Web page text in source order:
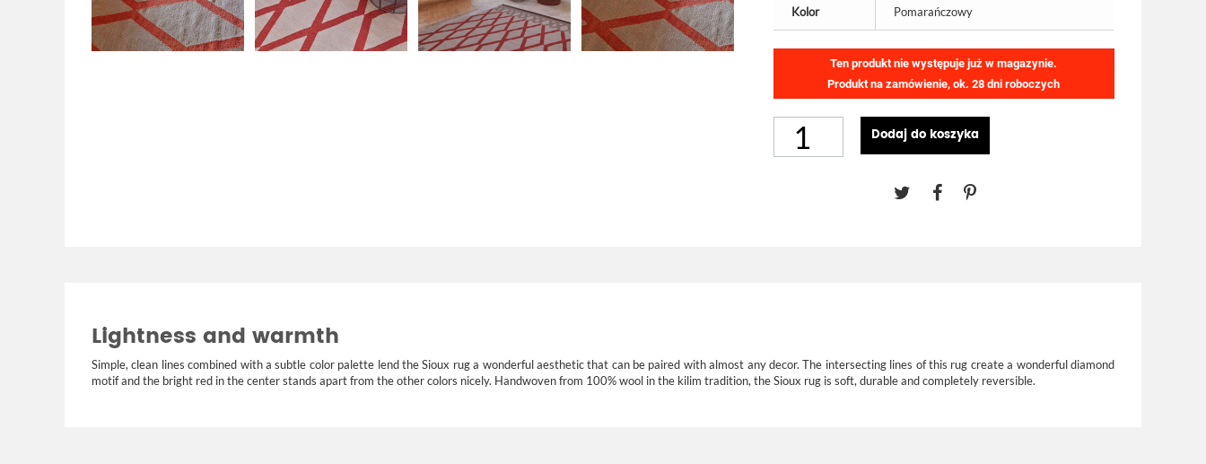
Kolor Pomarańczowy
Ten produkt nie występuje już w magazynie.
Produkt na zamówienie, ok. 28 dni roboczych
Dodaj do koszyka
Lightness and warmth
Simple, clean lines combined with a subtle color palette lend the Sioux rug a wonderful aesthetic that can be paired with almost any decor. The intersecting lines of this rug create a wonderful diamond
motif and the bright red in the center stands apart from the other colors nicely. Handwoven from 100% wool in the kilim tradition, the Sioux rug is soft, durable and completely reversible.